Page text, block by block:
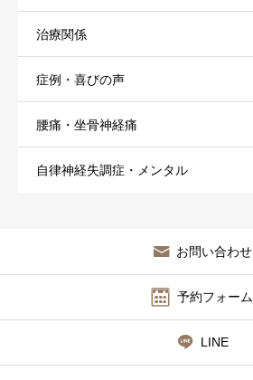
治療関係
症例・喜びの声
腰痛・坐骨神経痛
自律神経失調症・メンタル
お問い合わせ
予約フォーム
LINE